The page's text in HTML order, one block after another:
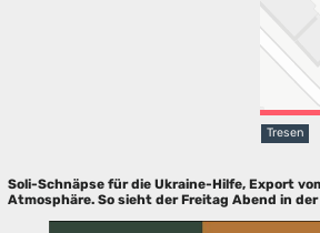
Tresen
Soli-Schnäpse für die Ukraine-Hilfe, Export
Atmosphäre. So sieht der Freitag Abend in